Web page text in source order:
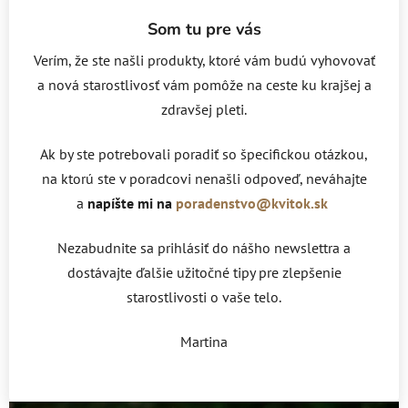
Som tu pre vás
Verím, že ste našli produkty, ktoré vám budú vyhovovať
a nová starostlivosť vám pomôže na ceste ku krajšej a
zdravšej pleti.
Ak by ste potrebovali poradiť so špecifickou otázkou,
na ktorú ste v poradcovi nenašli odpoveď, neváhajte
a napíšte mi na poradenstvo@kvitok.sk
Nezabudnite sa prihlásiť do nášho newslettra a
dostávajte ďalšie užitočné tipy pre zlepšenie
starostlivosti o vaše telo.
Martina